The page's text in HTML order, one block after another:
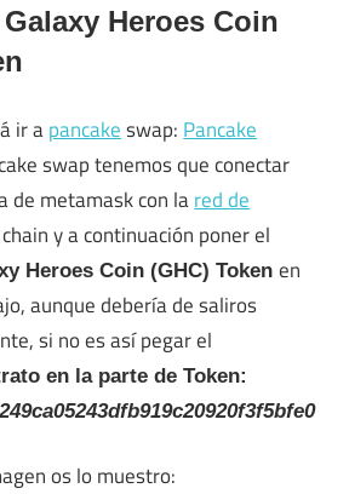
Galaxy Heroes Coin
ir apancakeswap: Pancake
swap tenemos que conectar
de metamask con lared de
y a continuación poner el
Heroes Coin (GHC) Token en
aunque debería de saliros
si no es así pegar el
en la parte de Token:
os lo muestro: